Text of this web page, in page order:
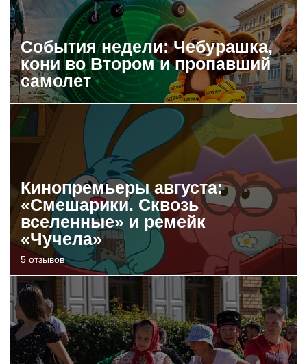
События недели: Чебурашка,
кони во Втором и пропавший
самолет
Кинопремьеры августа:
«Смешарики. Сквозь
вселенные» и ремейк
«Чучела»
5 отзывов